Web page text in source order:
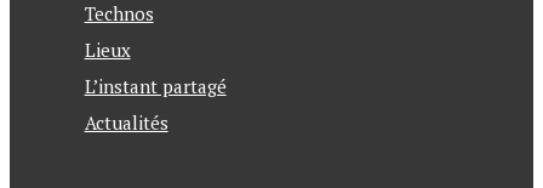
Technos
Lieux
L’instant partagé
Actualités